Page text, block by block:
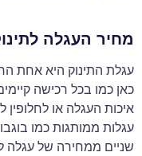
מחיר העגלה
עגלת התינוק היא אחת
כאן כמו בכל רכישה
איכות העגלה או
עגלות ממותגות כמו
שניים ממחירה של עגלה